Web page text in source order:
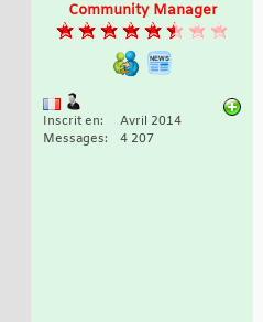
Community Manager
Inscrit en
Avril 2014
Messages
4 207